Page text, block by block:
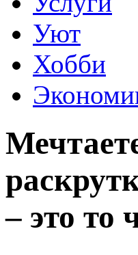
Уют
Хобби
– это то